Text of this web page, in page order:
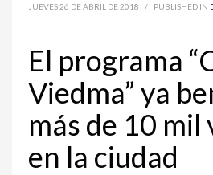
JUEVES 26 DE ABRIL DE 2018 / PUBLISHED IN
El programa
Viedma” ya
más de 10 mil
en la ciudad